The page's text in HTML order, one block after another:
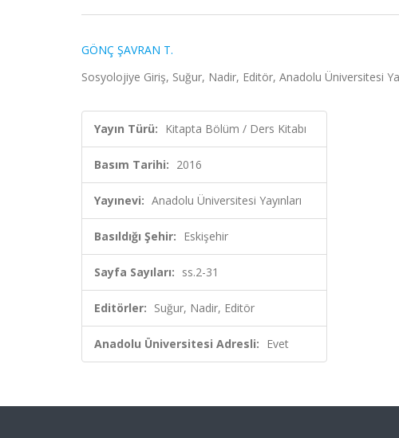
GÖNÇ ŞAVRAN T.
Sosyolojiye Giriş, Suğur, Nadir, Editör, Anadolu Üniversitesi
Yayın Türü: Kitapta Bölüm / Ders Kitabı
Basım Tarihi: 2016
Yayınevi: Anadolu Üniversitesi Yayınları
Basıldığı Şehir: Eskişehir
Sayfa Sayıları: ss.2-31
Editörler: Suğur, Nadir, Editör
Anadolu Üniversitesi Adresli: Evet